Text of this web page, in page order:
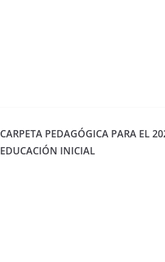
CARPETA PEDAGÓGICA PARA EL
EDUCACIÓN INICIAL